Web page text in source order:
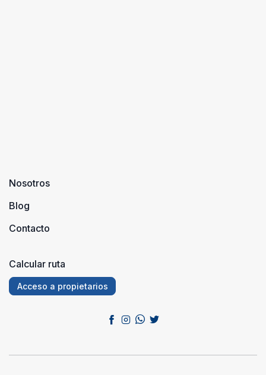
Nosotros
Blog
Contacto
Calcular ruta
Acceso a propietarios